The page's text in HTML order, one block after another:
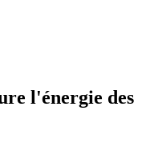
l'énergie des